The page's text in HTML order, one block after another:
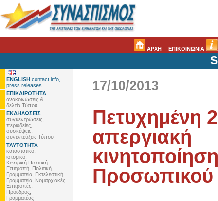
ΑΡΧΗ ΕΠΙΚΟΙΝΩΝΙΑ
ENGLISH contact info,
press releases
ΕΠΙΚΑΙΡΟΤΗΤΑ
ανακοινώσεις &
δελτία Τύπου
ΕΚΔΗΛΩΣΕΙΣ
συγκεντρώσεις,
περιοδείες,
συσκέψεις,
συνεντεύξεις Τύπου
ΤΑΥΤΟΤΗΤΑ
καταστατικό,
ιστορικό,
Κεντρική Πολιτική
Επιτροπή, Πολιτική
Γραμματεία, Εκτελεστική
Γραμματεία, Νομαρχιακές
Επιτροπές,
Πρόεδρος,
Γραμματέας
17/10/2013
Πετυχημένη
απεργιακή
Προσωπικού